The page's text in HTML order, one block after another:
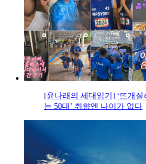
[윤나래의 세대읽기] ‘뜨개
는 50대’ 취향엔 나이가 없다